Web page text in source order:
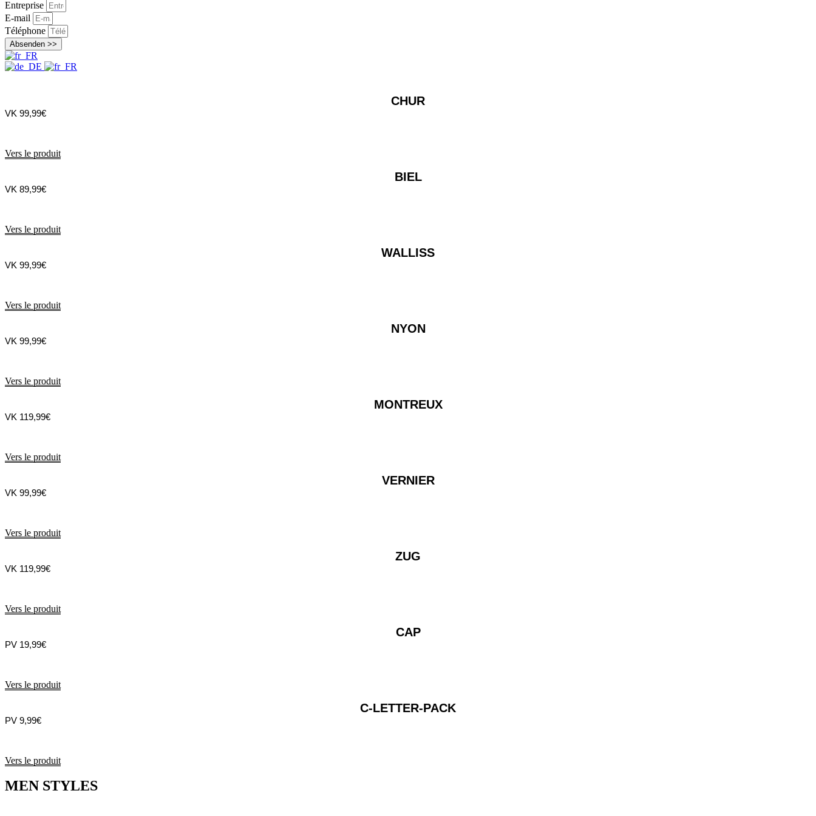
Entreprise
E-mail
Téléphone
Absenden >>
CHUR
VK 99,99€
Vers le produit
BIEL
VK 89,99€
Vers le produit
WALLISS
VK 99,99€
Vers le produit
NYON
VK 99,99€
Vers le produit
MONTREUX
VK 119,99€
Vers le produit
VERNIER
VK 99,99€
Vers le produit
ZUG
VK 119,99€
Vers le produit
CAP
PV 19,99€
Vers le produit
C-LETTER-PACK
PV 9,99€
Vers le produit
MEN STYLES